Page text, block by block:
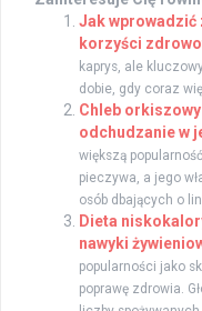
Jak wprowadzić
korzyści
kaprys, ale
dobie, gdy coraz
Chleb
odchudzanie w
większą
pieczywa, a jego
osób dbających o
Dieta
nawyki
popularności jako
poprawę zdrowia.